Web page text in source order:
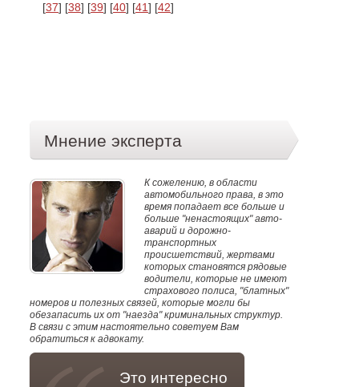
[37] [38] [39] [40] [41] [42]
Мнение эксперта
К сожелению, в области
автомобильного права, в это
время попадает все больше и
больше "ненастоящих" авто-
аварий и дорожно-
транспортных
происшетствий, жертвами
которых становятся рядовые
водители, которые не имеют
страхового полиса, "блатных"
номеров и полезных связей, которые могли бы
обезапасить их от "наезда" криминальных структур.
В связи с этим настоятельно советуем Вам
обратиться к адвокату.
Это интересно